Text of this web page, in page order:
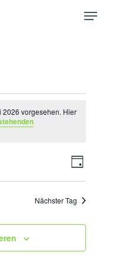
Menu
2026 vorgesehen. Hier
Tag
Nächster Tag